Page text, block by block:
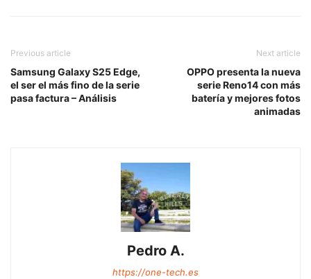
Previous article
Samsung Galaxy S25 Edge,
el ser el más fino de la serie
pasa factura – Análisis
Next article
OPPO presenta la nueva
serie Reno14 con más
batería y mejores fotos
animadas
Pedro A.
https://one-tech.es